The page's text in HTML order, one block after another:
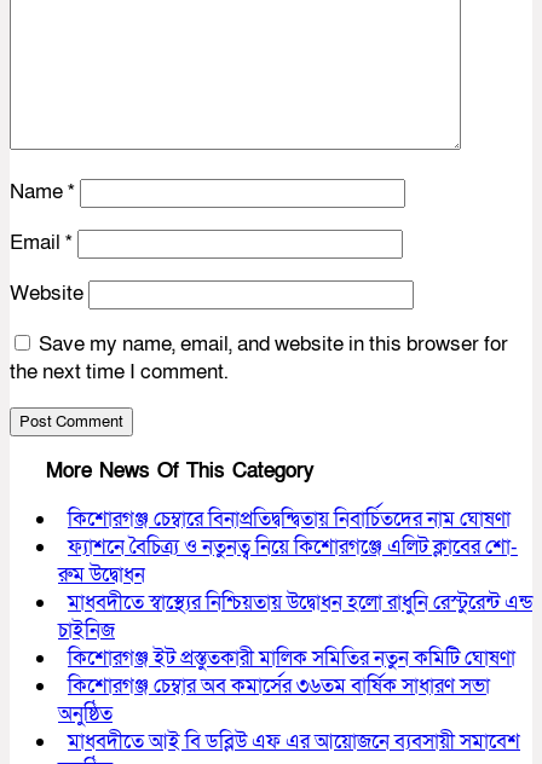
Name*
Email *
Website
Save my name, email, and website in this browser for
the next time I comment.
More News Of This Category
কিশোরগঞ্জ চেম্বারে বিনাপ্রতিদ্বন্দ্বিতায় নিবার্চিতদের নাম ঘোষণা
ফ্যাশনে বৈচিত্র্য ও নতুনত্ব নিয়ে কিশোরগঞ্জে এলিট ক্লাবের শো-
রুম উদ্বোধন
মাধবদীতে স্বাস্থ্যের নিশ্চিয়তায় উদ্বোধন হলো রাধুনি রেস্টুরেন্ট এন্ড
চাইনিজ
কিশোরগঞ্জ ইট প্রস্তুতকারী মালিক সমিতির নতুন কমিটি ঘোষণা
কিশোরগঞ্জ চেম্বার অব কমার্সের ৩৬তম বার্ষিক সাধারণ সভা
অনুষ্ঠিত
মাধবদীতে আই বি ডব্লিউ এফ এর আয়োজনে ব্যবসায়ী সমাবেশ